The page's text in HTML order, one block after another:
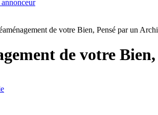
de votre Bien, Pensé par un Archi
de votre